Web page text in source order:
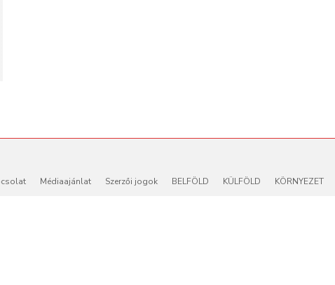
Médiaajánlat Szerzői jogok BELFÖLD KÜLFÖLD KÖRNYEZET